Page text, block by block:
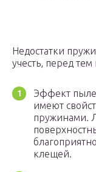
Недостатки
учесть, перед
Эффект
имеют
пружинами.
клещей.